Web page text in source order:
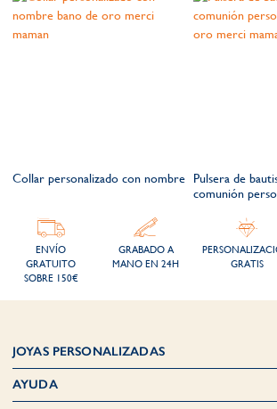
Collar personalizado con nombre
Pulsera de
comunión
ENVÍO
GRATUITO
SOBRE 150€
GRABADO A
MANO EN 24H
GRATIS
JOYAS PERSONALIZADAS
AYUDA